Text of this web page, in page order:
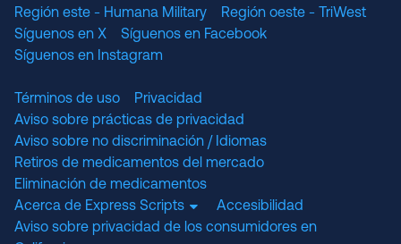
Región este - Humana Military
Región oeste - TriWest
Síguenos en X
Síguenos en Facebook
Síguenos en Instagram
Términos de uso
Privacidad
Aviso sobre prácticas de privacidad
Aviso sobre no discriminación / Idiomas
Retiros de medicamentos del mercado
Eliminación de medicamentos
Acerca de Express Scripts
Accesibilidad
Aviso sobre privacidad de los consumidores en